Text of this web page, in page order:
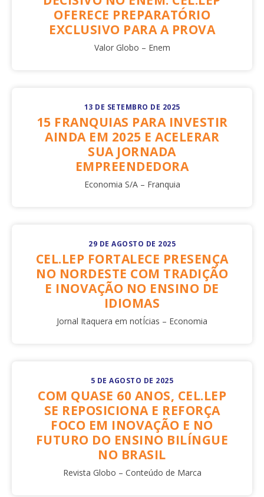
OFERECE PREPARATÓRIO
EXCLUSIVO PARA A PROVA
Valor Globo – Enem
13 DE SETEMBRO DE 2025
15 FRANQUIAS PARA INVESTIR
AINDA EM 2025 E ACELERAR
SUA JORNADA
EMPREENDEDORA
Economia S/A – Franquia
29 DE AGOSTO DE 2025
CEL.LEP FORTALECE PRESENÇA
NO NORDESTE COM TRADIÇÃO
E INOVAÇÃO NO ENSINO DE
IDIOMAS
Jornal Itaquera em notÍcias – Economia
5 DE AGOSTO DE 2025
COM QUASE 60 ANOS, CEL.LEP
SE REPOSICIONA E REFORÇA
FOCO EM INOVAÇÃO E NO
FUTURO DO ENSINO BILÍNGUE
NO BRASIL
Revista Globo – Conteúdo de Marca